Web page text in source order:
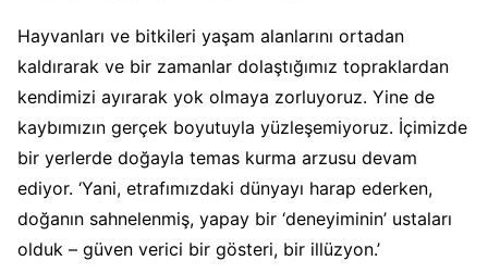
Hayvanları ve bitkileri yaşam alanlarını ortadan
kaldırarak ve bir zamanlar dolaştığımız topraklardan
kendimizi ayırarak yok olmaya zorluyoruz. Yine de
kaybımızın gerçek boyutuyla yüzleşemiyoruz. İçimizde
bir yerlerde doğayla temas kurma arzusu devam
ediyor. ‘Yani, etrafımızdaki dünyayı harap ederken,
doğanın sahnelenmiş, yapay bir ‘deneyiminin’ ustaları
olduk – güven verici bir gösteri, bir illüzyon.’